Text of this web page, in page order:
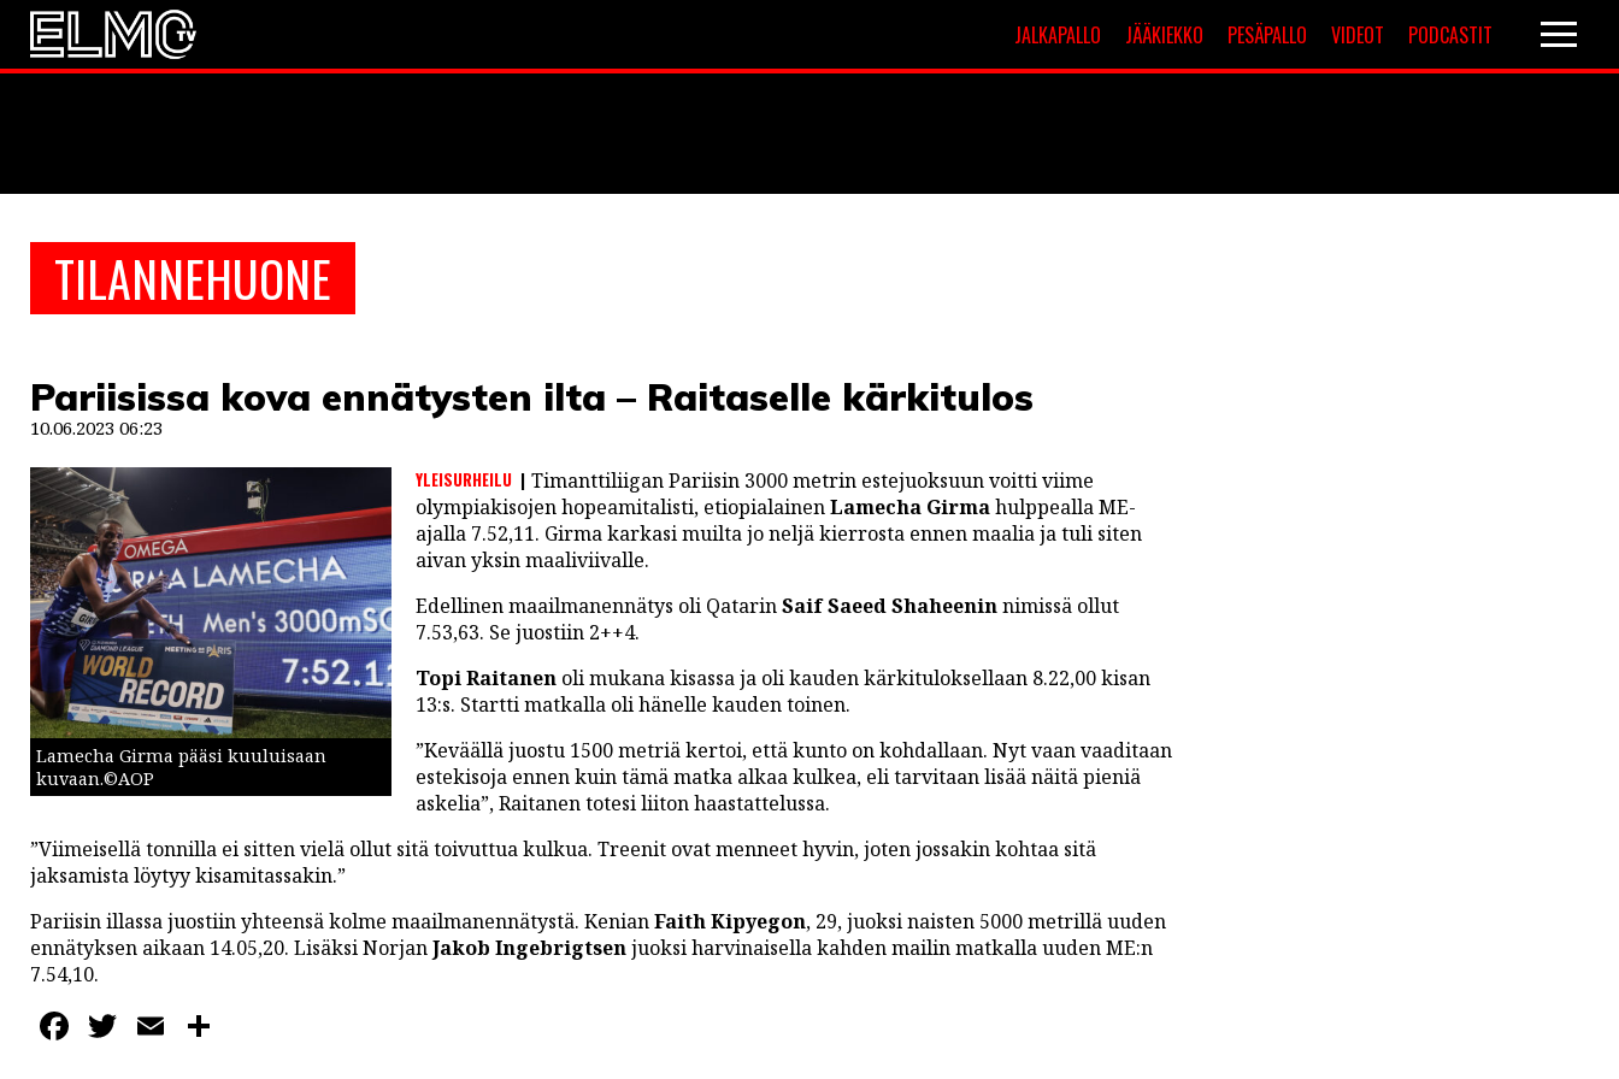
JALKAPALLO JÄÄKIEKKO PESÄPALLO VIDEOT PODCASTIT
TILANNEHUONE
Pariisissa kova ennätysten ilta – Raitaselle kärkitulos
10.06.2023 06:23
Lamecha Girma pääsi kuuluisaan
kuvaan.©AOP
YLEISURHEILU
Timanttiliigan Pariisin 3000 metrin estejuoksuun voitti viime
olympiakisojen hopeamitalisti, etiopialainenLamecha Girmahulppealla ME-
ajalla 7.52,11. Girma karkasi muilta jo neljä kierrosta ennen maalia ja tuli siten
aivan yksin maaliviivalle.
Edellinen maailmanennätys oli QatarinSaif Saeed Shaheeninnimissä ollut
7.53,63. Se juostiin 2++4.
Topi Raitanen oli mukana kisassa ja oli kauden kärkituloksellaan 8.22,00 kisan
13:s. Startti matkalla oli hänelle kauden toinen.
”Keväällä juostu 1500 metriä kertoi, että kunto on kohdallaan. Nyt vaan vaaditaan
estekisoja ennen kuin tämä matka alkaa kulkea, eli tarvitaan lisää näitä pieniä
askelia”, Raitanen totesi liiton haastattelussa.
”Viimeisellä tonnilla ei sitten vielä ollut sitä toivuttua kulkua. Treenit ovat menneet hyvin, joten jossakin kohtaa sitä
jaksamista löytyy kisamitassakin.”
Pariisin illassa juostiin yhteensä kolme maailmanennätystä. KenianFaith Kipyegon, 29, juoksi naisten 5000 metrillä uuden
ennätyksen aikaan 14.05,20. Lisäksi NorjanJakob Ingebrigtsenjuoksi harvinaisella kahden mailin matkalla uuden ME:n
7.54,10.
Facebook
Twitter
Email
JALKAPALLO
EM2021
JÄÄKIEKKO
PESÄPALLO
LINTU VAI KALA
46 DENTON ROAD
VIDEOT
PODCASTIT
KOLUMNIT